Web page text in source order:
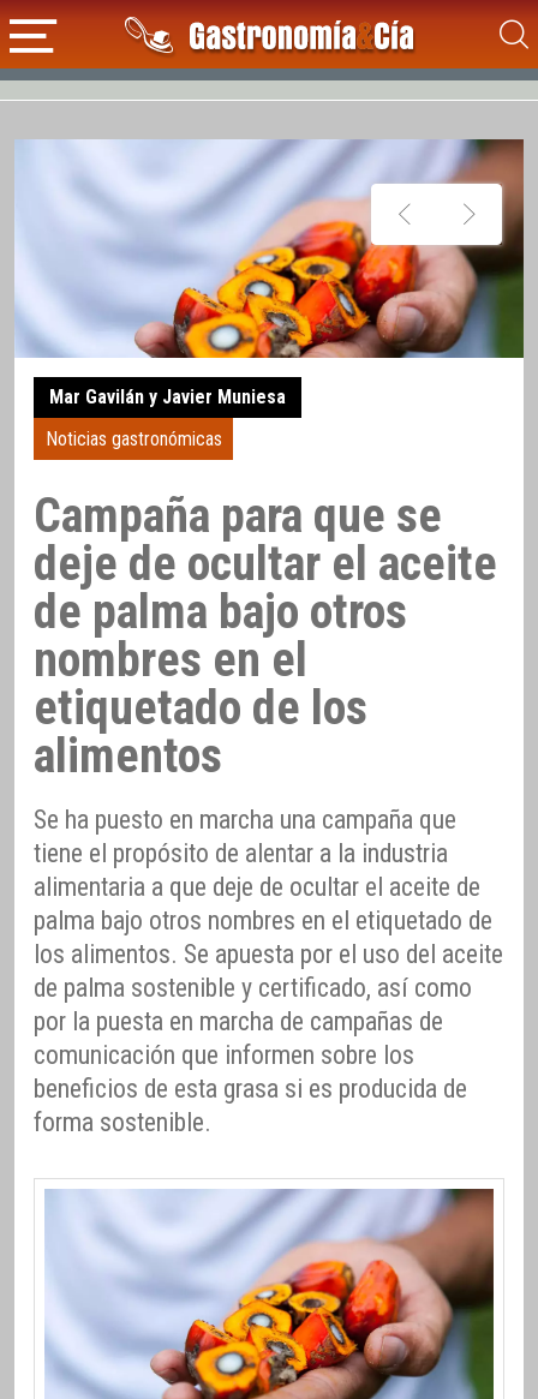
Mar Gavilán y Javier Muniesa
Noticias gastronómicas
Campaña para que se
deje de ocultar el aceite
de palma bajo otros
nombres en el
etiquetado de los
alimentos
Se ha puesto en marcha una campaña que
tiene el propósito de alentar a la industria
alimentaria a que deje de ocultar el aceite de
palma bajo otros nombres en el etiquetado de
los alimentos. Se apuesta por el uso del aceite
de palma sostenible y certificado, así como
por la puesta en marcha de campañas de
comunicación que informen sobre los
beneficios de esta grasa si es producida de
forma sostenible.